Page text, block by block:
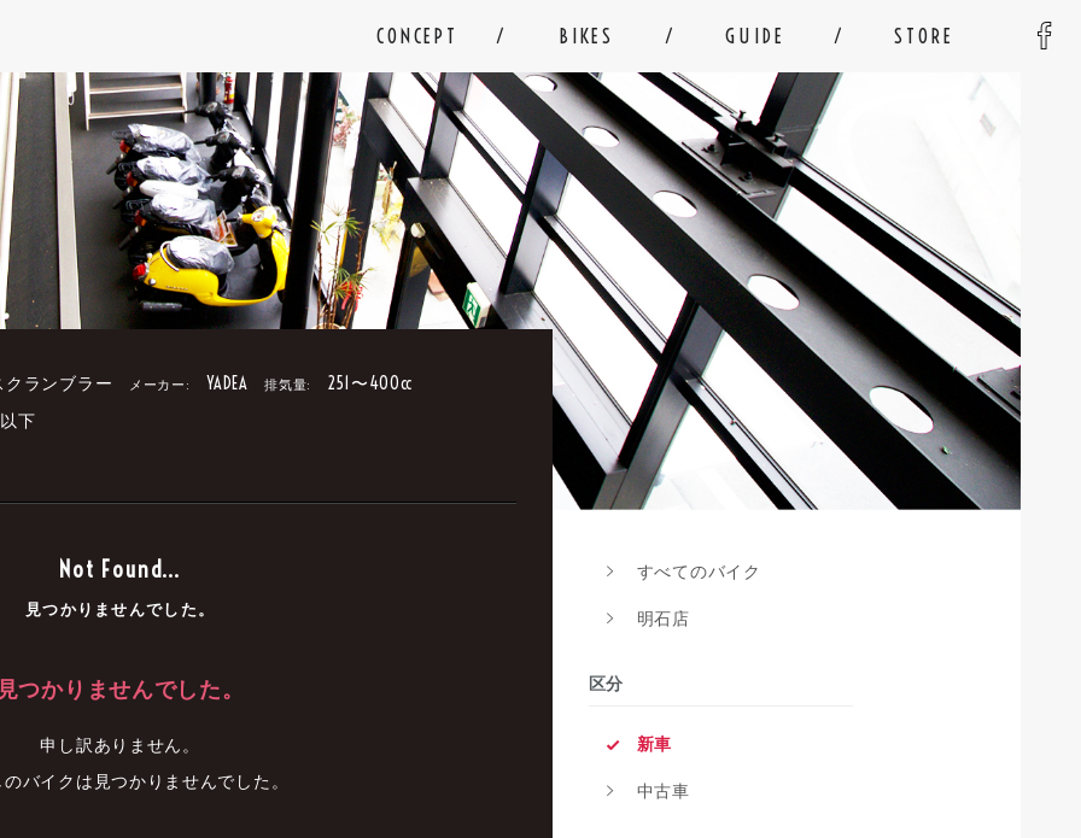
CONCEPT BIKES GUIDE STORE
クランブラー メーカー: YADEA 排気量: 251〜400cc
下
Not Found...
見つかりませんでした。
見つかりませんでした。
申し訳ありません。
バイクは見つかりませんでした。
すべてのバイク
明石店
区分
新車
中古車
中古車